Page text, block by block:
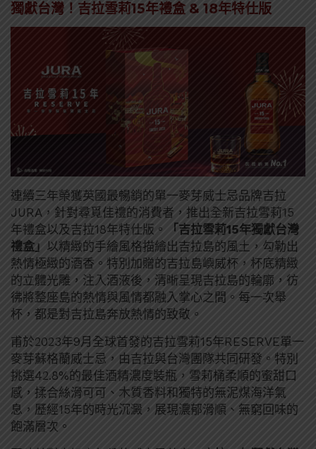
獨獻台灣！吉拉雪莉15年禮盒 & 18年特仕版
連續三年榮獲英國最暢銷的單一麥芽威士忌品牌吉拉
JURA，針對尋覓佳禮的消費者，推出全新吉拉雪莉15
年禮盒以及吉拉18年特仕版。
「吉拉雪莉15年獨獻台灣
禮盒」 以精緻的手繪風格描繪出吉拉島的風土，勾勒出
熱情極緻的酒香。特別加贈的吉拉島嶼威杯，杯底精緻
的立體光雕，注入酒液後，清晰呈現吉拉島的輪廓，彷
彿將整座島的熱情與風情都融入掌心之間。每一次舉
杯，都是對吉拉島奔放熱情的致敬。
甫於2023年9月全球首發的吉拉雪莉15年RESERVE單一
麥芽蘇格蘭威士忌，由吉拉與台灣團隊共同研發。特別
挑選42.8%的最佳酒精濃度裝瓶，雪莉桶柔順的蜜甜口
感，揉合絲滑可可、木質香料和獨特的無泥煤海洋氣
息，歷經15年的時光沉澱，展現濃郁滑順、無窮回味的
飽滿層次。